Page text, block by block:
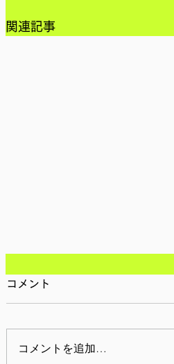
関連記事
コメント
コメントを追加…